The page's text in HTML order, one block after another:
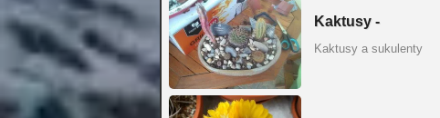
Kaktusy -
Kaktusy a sukulenty